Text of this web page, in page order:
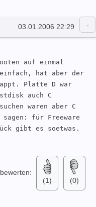
03.01.2006 22:29
auf einmal
einfach, hat aber der
Platte D war
auch C
waren aber C
für Freeware
gibt es soetwas.
bewerten:
(1)
(0)